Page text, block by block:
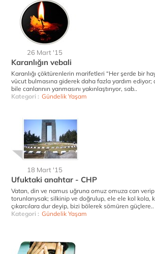
26 Mart '15
Karanlığın vebali
Karanlığı çöktürenlerin marifetleri “Her şerde bir
vücut bulmasına giderek daha fazla yardım
bile canlarının yanmasını yakınlaştırıyor, sab..
Kategori : Gündelik Yaşam
18 Mart '15
Ufuktaki anahtar - CHP
Vatan, din ve namus uğruna omuz omuza can
torunlarıysak; silkinip ve doğrulup, ele ele kol kola,
çıkarcılara dur deyip, bizi bölerek sömüren güçlere..
Kategori : Gündelik Yaşam